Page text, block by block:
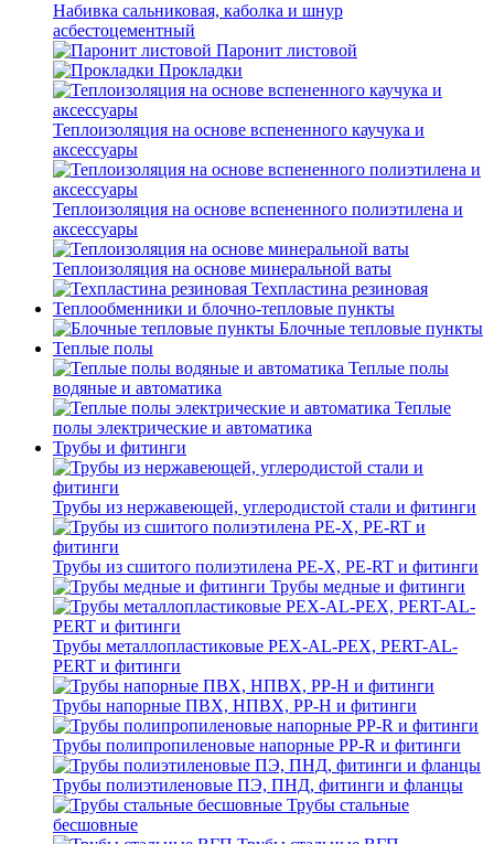
Набивка сальниковая, каболка и шнур
асбестоцементный
Паронит листовой
Прокладки
Теплоизоляция на основе вспененного каучука и
аксессуары
Теплоизоляция на основе вспененного полиэтилена и
аксессуары
Теплоизоляция на основе минеральной ваты
Техпластина резиновая
Теплообменники и блочно-тепловые пункты
Блочные тепловые пункты
Теплые полы
Теплые полы
водяные и автоматика
Теплые
полы электрические и автоматика
Трубы и фитинги
Трубы из нержавеющей, углеродистой стали и фитинги
Трубы из сшитого полиэтилена PE-X, PE-RT и фитинги
Трубы медные и фитинги
Трубы металлопластиковые PEX-AL-PEX, PERT-AL-
PERT и фитинги
Трубы напорные ПВХ, НПВХ, PP-H и фитинги
Трубы полипропиленовые напорные PP-R и фитинги
Трубы полиэтиленовые ПЭ, ПНД, фитинги и фланцы
Трубы стальные
бесшовные